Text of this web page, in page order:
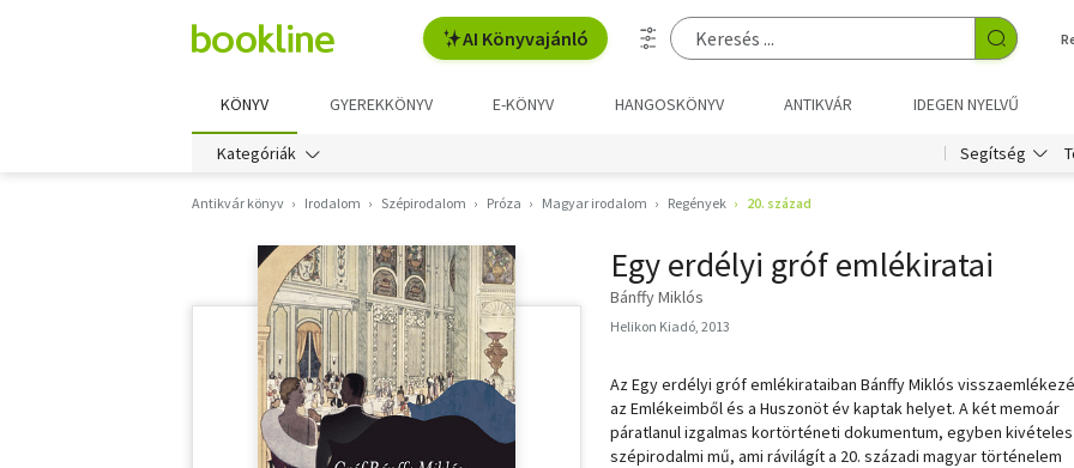
AI Könyvajánló
KÖNYV GYEREKKÖNYV E-KÖNYV HANGOSKÖNYV ANTIKVÁR IDEGEN NYELVŰ
Kategóriák Segítség
Antikvár könyv Irodalom Szépirodalom Próza Magyar irodalom Regények 20. század
Egy erdélyi gróf emlékiratai
Bánffy Miklós
Helikon Kiadó, 2013
Az Egy erdélyi gróf emlékirataiban Bánffy Miklós
az Emlékeimből és a Huszonöt év kaptak helyet. A két memoár
páratlanul izgalmas kortörténeti dokumentum, egyben kivételes
szépirodalmi mű, ami rávilágít a 20. századi magyar történelem